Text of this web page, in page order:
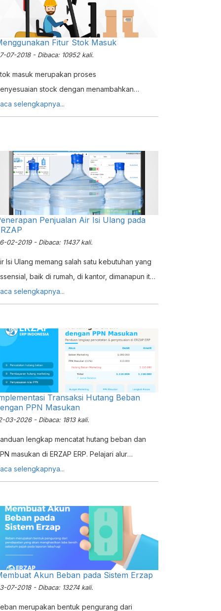
Fitur Stok Masuk
07-2018 - Dibaca: 10952 kali.
masuk merupakan proses
stock dengan menambahkan
barang. Hal ini sama halnya dengan
Penyesuaian Stok namun lebih spesifikasi
selengkapnya...
Penjualan Air Isi Ulang pada
02-2019 - Dibaca: 11437 kali.
Isi Ulang memang salah satu kebutuhan yang
baik di rumah, di kantor, dimanapun itu.
penting nya menyediakan produk
hampir seluruh Toko Sembako, Mini Market
menyiapkan stok Air Isi Ulang dalam jumlah besar.
selengkapnya...
Transaksi Hutang Beban
PPN Masukan
03-2026 - Dibaca: 1813 kali.
lengkap mencatat hutang beban dan
masukan di ERZAP ERP. Pelajari alur
budget marketing dari awal hingga
pajak masukan.
selengkapnya...
Akun Beban pada Sistem Erzap
07-2018 - Dibaca: 13274 kali.
merupakan bentuk pengurang dari